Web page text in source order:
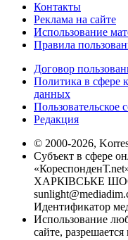
Контакты
Реклама на сайте
Использование
Правила
Договор
Политика в сфере
данных
Пользовательское
Редакция
© 2000-2026,
Субъект в сфере
ХАРКІВСЬКЕ
Идентификатор
Использование
сайте,